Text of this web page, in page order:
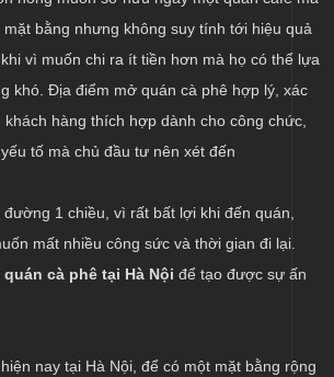
bằng nhưng không suy tính tới hiệu quả
vì muốn chi ra ít tiền hơn mà họ có thể lựa
khó. Địa điểm mở quán cà phê hợp lý, xác
hàng thích hợp dành cho công chức,
tố mà chủ đầu tư nên xét đến
1 chiều, vì rất bất lợi khi đến quán,
mất nhiều công sức và thời gian đi lại.
cà phê tại Hà Nội để tạo được sự ấn
nay tại Hà Nội, để có một mặt bằng rộng